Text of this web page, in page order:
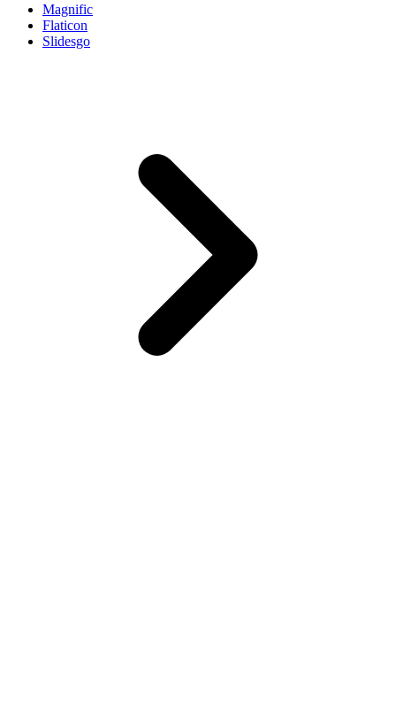
Magnific
Flaticon
Slidesgo